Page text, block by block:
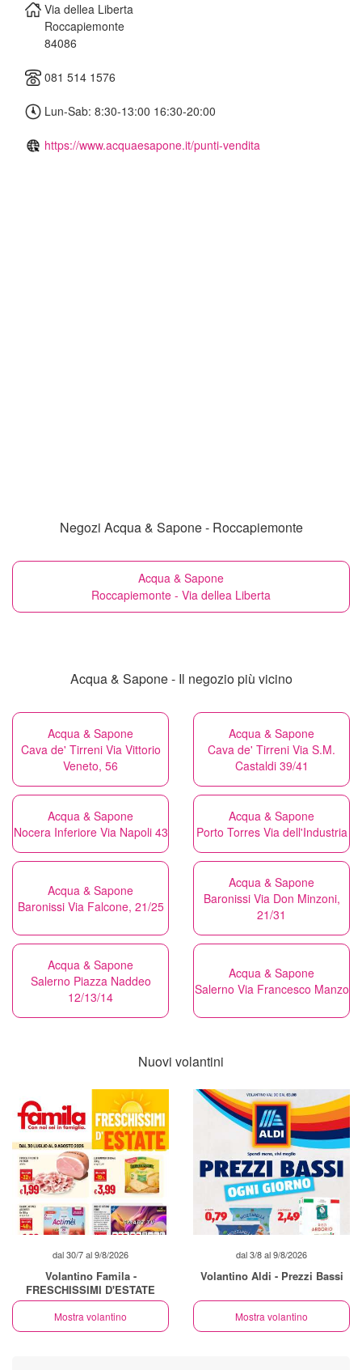
Via dellea Liberta
Roccapiemonte
84086
081 514 1576
Lun-Sab: 8:30-13:00 16:30-20:00
https://www.acquaesapone.it/punti-vendita
Negozi Acqua & Sapone - Roccapiemonte
Acqua & Sapone
Roccapiemonte - Via dellea Liberta
Acqua & Sapone - Il negozio più vicino
Acqua & Sapone
Cava de' Tirreni Via Vittorio
Veneto, 56
Acqua & Sapone
Cava de' Tirreni Via S.M.
Castaldi 39/41
Acqua & Sapone
Nocera Inferiore Via Napoli 43
Acqua & Sapone
Porto Torres Via dell'Industria
Acqua & Sapone
Baronissi Via Falcone, 21/25
Acqua & Sapone
Baronissi Via Don Minzoni,
21/31
Acqua & Sapone
Salerno Piazza Naddeo
12/13/14
Acqua & Sapone
Salerno Via Francesco Manzo
Nuovi volantini
dal 30/7 al 9/8/2026
Volantino Famila -
FRESCHISSIMI D'ESTATE
Mostra volantino
dal 3/8 al 9/8/2026
Volantino Aldi - Prezzi Bassi
Mostra volantino